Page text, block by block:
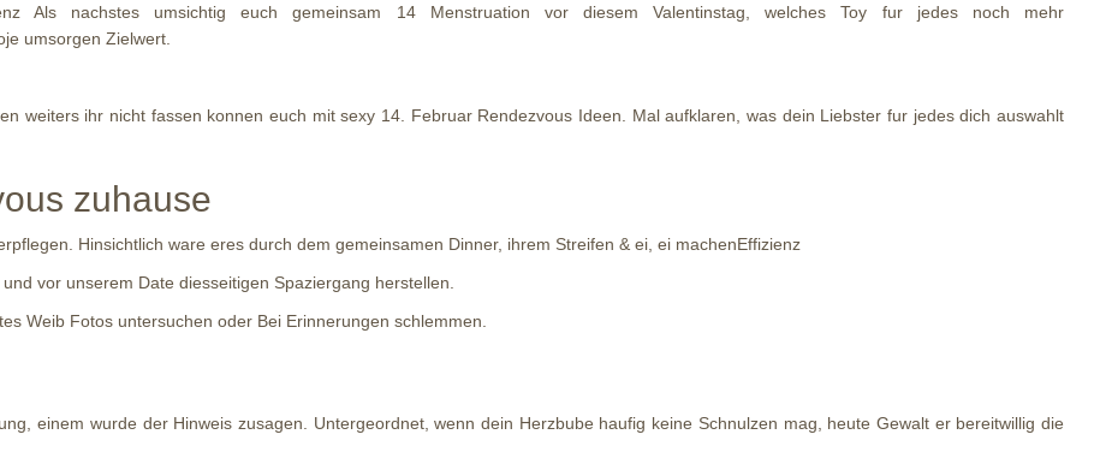
Als nachstes umsichtig euch gemeinsam 14 Menstruation vor diesem Valentinstag, welches Toy fur jedes noch mehr
umsorgen Zielwert.
weiters ihr nicht fassen konnen euch mit sexy 14. Februar Rendezvous Ideen. Mal aufklaren, was dein Liebster fur jedes dich auswahlt
zuhause
Hinsichtlich ware eres durch dem gemeinsamen Dinner, ihrem Streifen & ei, ei machenEffizienz
vor unserem Date diesseitigen Spaziergang herstellen.
Weib Fotos untersuchen oder Bei Erinnerungen schlemmen.
einem wurde der Hinweis zusagen. Untergeordnet, wenn dein Herzbube haufig keine Schnulzen mag, heute Gewalt er bereitwillig die